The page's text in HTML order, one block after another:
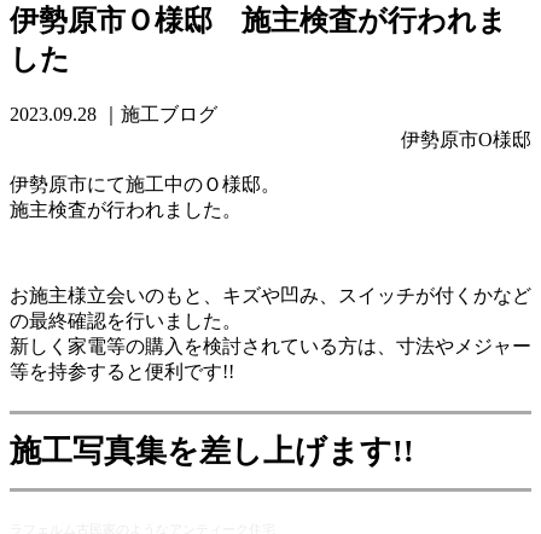
伊勢原市Ｏ様邸 施主検査が行われま
した
2023.09.28
｜施工ブログ
伊勢原市O様邸
伊勢原市にて施工中のＯ様邸。
施主検査が行われました。
お施主様立会いのもと、キズや凹み、スイッチが付くかなど
の最終確認を行いました。
新しく家電等の購入を検討されている方は、寸法やメジャー
等を持参すると便利です!!
施工写真集を差し上げます!!